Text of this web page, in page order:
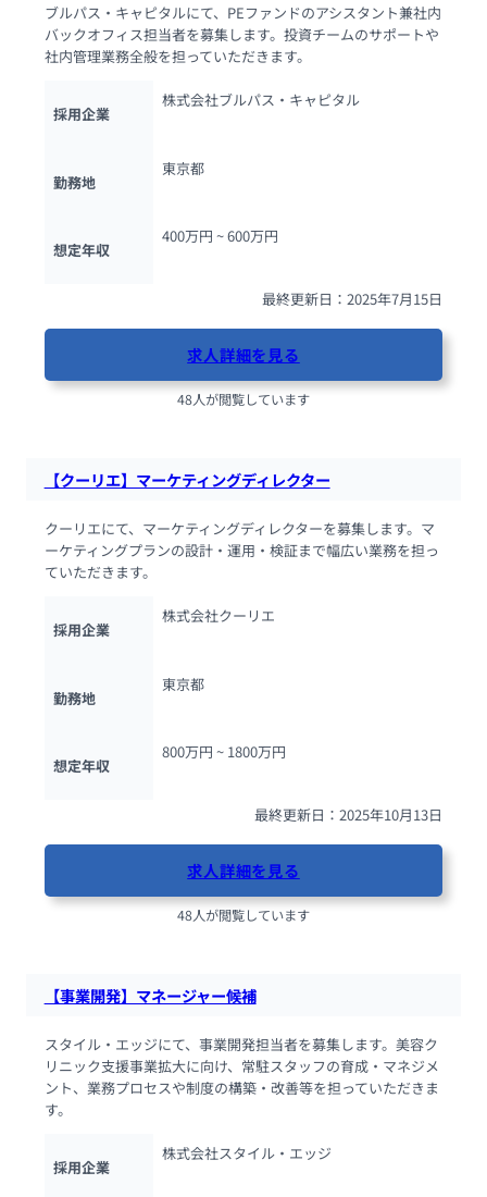
ブルパス・キャピタルにて、PEファンドのアシスタント兼社内
バックオフィス担当者を募集します。投資チームのサポートや
社内管理業務全般を担っていただきます。
採用企業
株式会社ブルパス・キャピタル
勤務地
東京都
想定年収
400万円 ~ 600万円
最終更新日：2025年7月15日
求人詳細を見る
48人が閲覧しています
【クーリエ】マーケティングディレクター
クーリエにて、マーケティングディレクターを募集します。マ
ーケティングプランの設計・運用・検証まで幅広い業務を担っ
ていただきます。
採用企業
株式会社クーリエ
勤務地
東京都
想定年収
800万円 ~ 1800万円
最終更新日：2025年10月13日
求人詳細を見る
48人が閲覧しています
【事業開発】マネージャー候補
スタイル・エッジにて、事業開発担当者を募集します。美容ク
リニック支援事業拡大に向け、常駐スタッフの育成・マネジメ
ント、業務プロセスや制度の構築・改善等を担っていただきま
す。
採用企業
株式会社スタイル・エッジ